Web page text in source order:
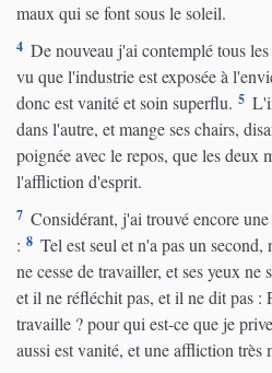
maux qui se font sous le soleil.
4 De nouveau j'ai contemplé tous
vu que l'industrie est exposée à
donc est vanité et soin superflu. 5
dans l'autre, et mange ses chairs,
poignée avec le repos, que les deux
l'affliction d'esprit.
7 Considérant, j'ai trouvé encore
: 8 Tel est seul et n'a pas un
ne cesse de travailler, et ses yeux ne
et il ne réfléchit pas, et il ne dit pas :
travaille ? pour qui est-ce que je
aussi est vanité, et une affliction très